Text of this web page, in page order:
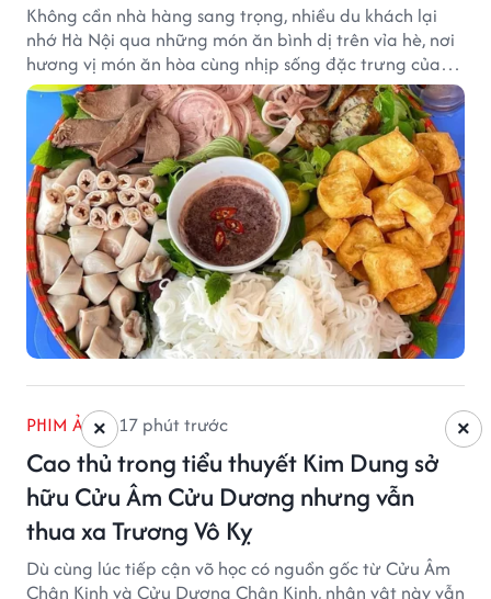
Không cần nhà hàng sang trọng, nhiều du khách lại
nhớ Hà Nội qua những món ăn bình dị trên vỉa hè, nơi
hương vị món ăn hòa cùng nhịp sống đặc trưng của
phố phường.
PHIM ẢNH 17 phút trước
Cao thủ trong tiểu thuyết Kim Dung sở
hữu Cửu Âm Cửu Dương nhưng vẫn
thua xa Trương Vô Kỵ
Dù cùng lúc tiếp cận võ học có nguồn gốc từ Cửu Âm
Chân Kinh và Cửu Dương Chân Kinh, nhân vật này vẫn
×
×